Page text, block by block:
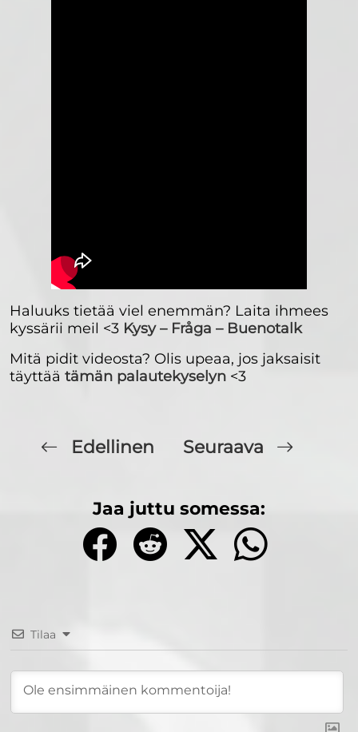
Haluuks tietää viel enemmän? Laita ihmees
kyssärii meil <3 Kysy – Fråga – Buenotalk
Mitä pidit videosta? Olis upeaa, jos jaksaisit
täyttää tämän palautekyselyn <3
Edellinen Seuraava
Jaa juttu somessa:
Tilaa